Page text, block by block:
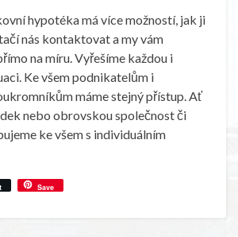
hypotéka má více možností, jak ji
nás kontaktovat a my vám
na míru. Vyřešíme každou i
Ke všem podnikatelům i
máme stejný přístup. Ať
nebo obrovskou společnost či
ke všem s individuálním
Save